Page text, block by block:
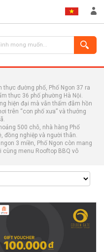
ĐĂNG KÝ
đường phố, Phố Ngon 37 ra
thực 36 phố phường Hà Nội.
hiện đại mà vẫn thấm đẫm hồn
trên “con phố xưa” và thưởng
500 chỗ, nhà hàng Phố
đồng nghiệp và người thân.
3 miền, Phố Ngon còn mang
menu Rooftop BBQ vô